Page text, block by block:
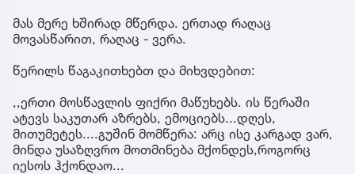
მას მერე ხშირად მწერდა. ერთად რაღაც
მოვასწარით, რაღაც - ვერა.
წერილს წაგაკითხებთ და მიხვდებით:
,,ერთი მოსწავლის ფიქრი მაწუხებს. ის წერაში
ატევს საკუთარ აზრებს, ემოციებს...დღეს,
მითუმეტეს....გუშინ მომწერა: არც ისე კარგად ვარ,
მინდა უსაზღვრო მოთმინება მქონდეს,როგორც
იესოს ჰქონდაო...